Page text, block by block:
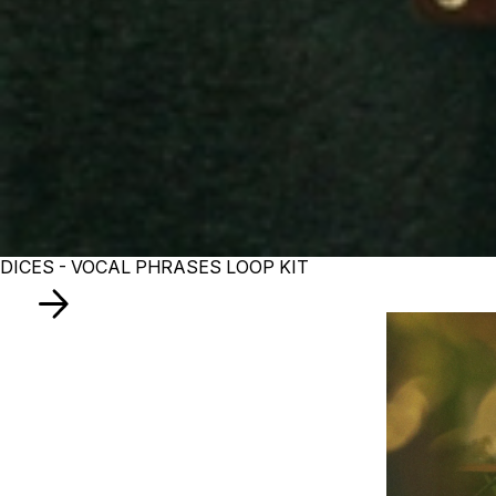
DICES - VOCAL PHRASES LOOP KIT